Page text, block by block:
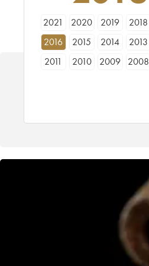
2021 2020 2019 2018
2016
2015 2014 2013
2011
2010 2009 2008